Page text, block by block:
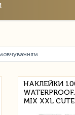
НАКЛЕЙКИ
MIX XXL CUTE